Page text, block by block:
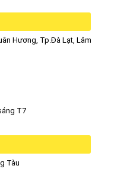
Hương, Tp.Đà Lạt, Lâm
T7
Tàu